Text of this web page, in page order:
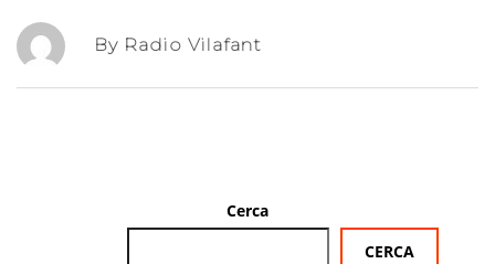
By Radio Vilafant
Cerca
CERCA